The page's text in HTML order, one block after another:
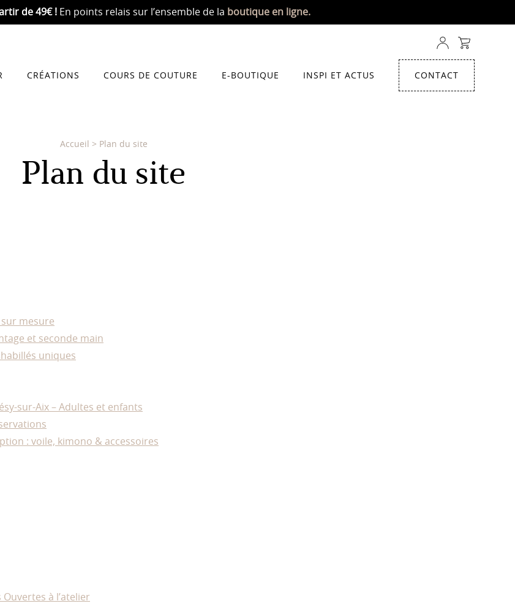
de 49€ ! En points relais sur l’ensemble de la boutique en ligne.
CRÉATIONS COURS DE COUTURE E-BOUTIQUE INSPI ET ACTUS CONTACT
Accueil > Plan du site
Plan du site
mesure
et seconde main
uniques
sur-Aix – Adultes et enfants
: voile, kimono & accessoires
à l’atelier